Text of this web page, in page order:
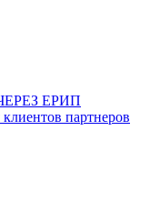
ЕРИП
партнеров